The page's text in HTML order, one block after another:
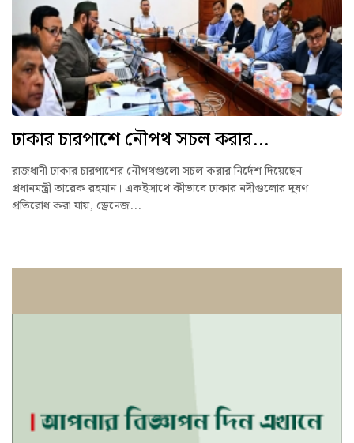
ঢাকার চারপাশে নৌপথ সচল করার...
রাজধানী ঢাকার চারপাশের নৌপথগুলো সচল করার নির্দেশ দিয়েছেন
প্রধানমন্ত্রী তারেক রহমান। একইসাথে কীভাবে ঢাকার নদীগুলোর দূষণ
প্রতিরোধ করা যায়, ড্রেনেজ...